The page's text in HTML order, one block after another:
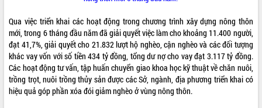
Qua việc triển khai các hoạt động trong chương trình xây dựng nông thôn
mới, trong 6 tháng đầu năm đã giải quyết việc làm cho khoảng 11.400 người,
đạt 41,7%, giải quyết cho 21.832 lượt hộ nghèo, cận nghèo và các đối tượng
khác vay vốn với số tiền 434 tỷ đồng, tổng dư nợ cho vay đạt 3.117 tỷ đồng.
Các hoạt động tư vấn, tập huấn chuyển giao khoa học kỹ thuật về chăn nuôi,
trồng trọt, nuôi trồng thủy sản được các Sở, ngành, địa phương triển khai có
hiệu quả góp phần xóa đói giảm nghèo ở vùng nông thôn.